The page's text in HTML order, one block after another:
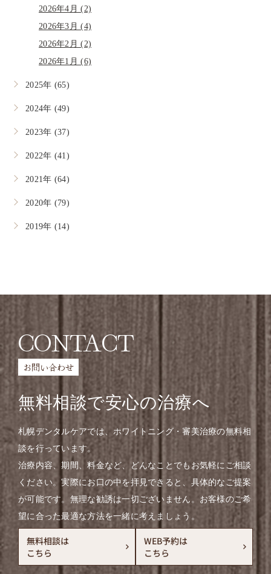
2026年4月 (2)
2026年3月 (4)
2026年2月 (2)
2026年1月 (6)
2025年 (65)
2024年 (49)
2023年 (37)
2022年 (41)
2021年 (64)
2020年 (79)
2019年 (14)
CONTACT
お問い合わせ
無料相談で安心の治療へ
札幌デンタルケアでは、ホワイトニング・審美治療の無料相
談を行っています。
治療内容、期間、料金など、どんなことでもお気軽にご相談
ください。実際にお口の中を拝見できると、具体的なご提案
が可能です。無理な勧誘は一切ございません。お客様のご希
望に合った最適な方法を一緒に考えましょう。
無料相談は
こちら
WEB予約は
こちら